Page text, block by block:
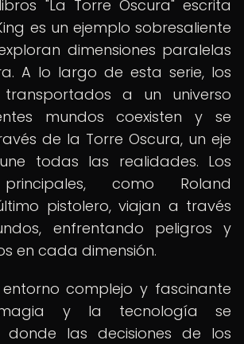
"La Torre Oscura" escrita
es un ejemplo sobresaliente
dimensiones paralelas
A lo largo de esta serie, los
a un universo
mundos coexisten y se
de la Torre Oscura, un eje
todas las realidades. Los
como Roland
pistolero, viajan a través
enfrentando peligros y
en cada dimensión.
complejo y fascinante
y la tecnología se
donde las decisiones de los